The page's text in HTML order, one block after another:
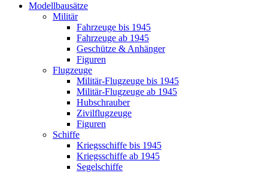
Modellbausätze
Militär
Fahrzeuge bis 1945
Fahrzeuge ab 1945
Geschütze & Anhänger
Figuren
Flugzeuge
Militär-Flugzeuge bis 1945
Militär-Flugzeuge ab 1945
Hubschrauber
Zivilflugzeuge
Figuren
Schiffe
Kriegsschiffe bis 1945
Kriegsschiffe ab 1945
Segelschiffe